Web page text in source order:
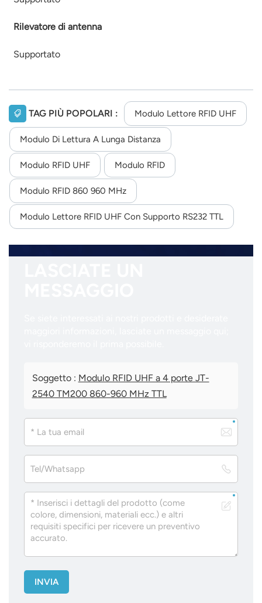
Rilevatore di antenna
Supportato
TAG PIÙ POPOLARI : Modulo Lettore RFID UHF
Modulo Di Lettura A Lunga Distanza
Modulo RFID UHF Modulo RFID
Modulo RFID 860 960 MHz
Modulo Lettore RFID UHF Con Supporto RS232 TTL
Soggetto : Modulo RFID UHF a 4 porte JT-
2540 TM200 860-960 MHz TTL
INVIA